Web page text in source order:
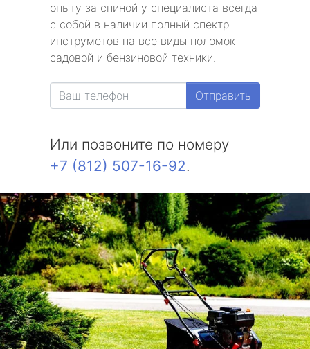
Лисий Нос
Александровская
Молодежное
Комарово
Усть-Ижора
Саперный
Петро-Славянка
опыту за спиной у специалиста всегда
с собой в наличии полный спектр
инструметов на все виды поломок
садовой и бензиновой техники.
Отправить
Или позвоните по номеру
+7 (812) 507-16-92.